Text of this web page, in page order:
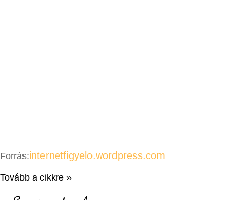
Forrás:internetfigyelo.wordpress.com
Tovább a cikkre »